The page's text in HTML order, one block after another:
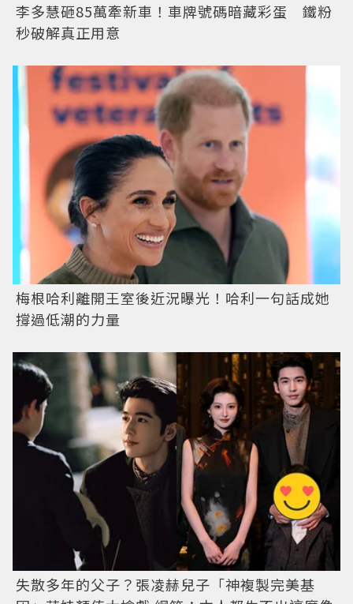
李多慧砸85萬牽新車！車牌號碼暗藏彩蛋 鐵粉
秒破解真正用意
梅根哈利離開王室後近況曝光！哈利一句話成她
撐過低潮的力量
失散多年的父子？張凌赫兒子「神複製完美基